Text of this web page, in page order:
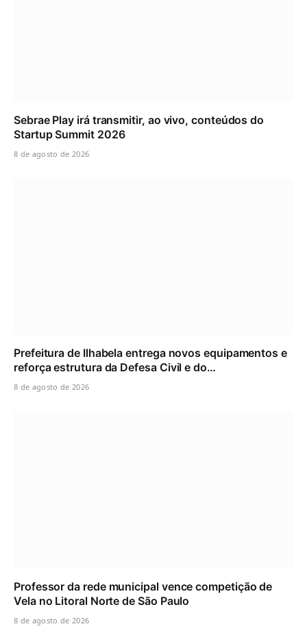
Sebrae Play irá transmitir, ao vivo, conteúdos do
Startup Summit 2026
8 de agosto de 2026
Prefeitura de Ilhabela entrega novos equipamentos e
reforça estrutura da Defesa Civil e do…
8 de agosto de 2026
Professor da rede municipal vence competição de
Vela no Litoral Norte de São Paulo
8 de agosto de 2026